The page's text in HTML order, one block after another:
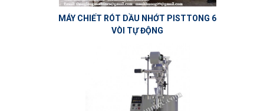
MÁY CHIẾT RÓT DẦU NHỚT PISTTONG 6
VÒI TỰ ĐỘNG